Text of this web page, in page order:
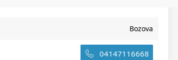
Bozova
04147116668